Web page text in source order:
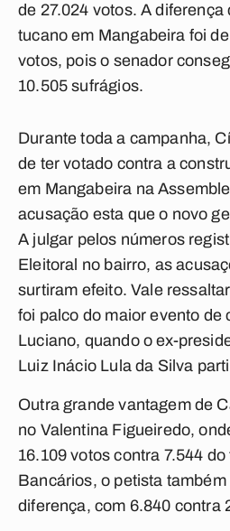
de 27.024 votos. A diferença
tucano em Mangabeira foi de
votos, pois o senador
10.505 sufrágios.
Durante toda a campanha,
de ter votado contra a
em Mangabeira na
acusação esta que o novo
A julgar pelos números
Eleitoral no bairro, as
surtiram efeito. Vale
foi palco do maior evento de
Luciano, quando o ex-
Luiz Inácio Lula da Silva
Outra grande vantagem de
no Valentina Figueiredo,
16.109 votos contra 7.544
Bancários, o petista
diferença, com 6.840 contra